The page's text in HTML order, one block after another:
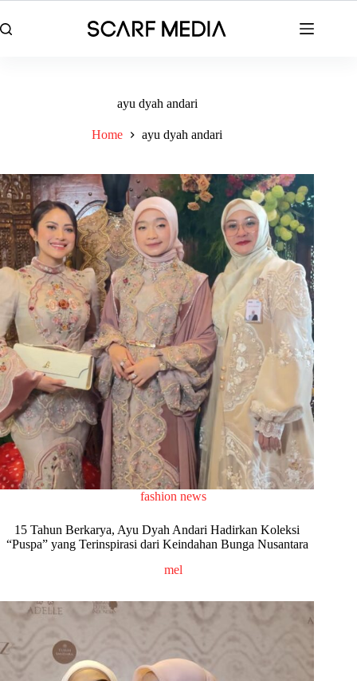
to
content
ayu dyah andari
Home ayu dyah andari
fashion news
15 Tahun Berkarya, Ayu Dyah Andari Hadirkan Koleksi
“Puspa” yang Terinspirasi dari Keindahan Bunga Nusantara
mel